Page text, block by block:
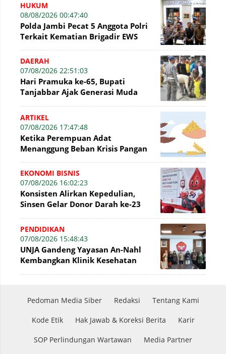
HUKUM
08/08/2026 00:47:40
Polda Jambi Pecat 5 Anggota Polri
Terkait Kematian Brigadir EWS
DAERAH
07/08/2026 22:51:03
Hari Pramuka ke-65, Bupati
Tanjabbar Ajak Generasi Muda
Nyata
ARTIKEL
07/08/2026 17:47:48
Ketika Perempuan Adat
Menanggung Beban Krisis Pangan
EKONOMI BISNIS
07/08/2026 16:02:23
Konsisten Alirkan Kepedulian,
Sinsen Gelar Donor Darah ke-23
Sinsen
PENDIDIKAN
07/08/2026 15:48:43
UNJA Gandeng Yayasan An-Nahl
Kembangkan Klinik Kesehatan
Pedoman Media Siber Redaksi Tentang Kami
Kode Etik Hak Jawab & Koreksi Berita Karir
SOP Perlindungan Wartawan Media Partner